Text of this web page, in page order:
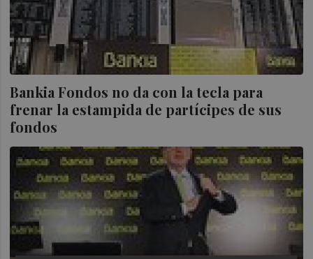
Bankia Fondos no da con la tecla para
frenar la estampida de partícipes de sus
fondos